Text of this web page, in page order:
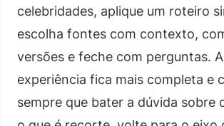
celebridades, aplique um roteiro
escolha fontes com contexto,
versões e feche com perguntas.
experiência fica mais completa e
sempre que bater a dúvida sobre